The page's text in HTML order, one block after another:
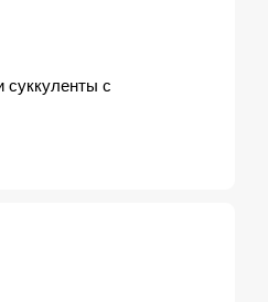
суккуленты с